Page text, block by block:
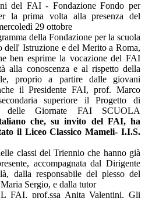
del FAI - Fondazione Fondo per
la prima volta alla presenza del
29 ottobre
della Fondazione per la scuola
dell' Istruzione e del Merito a Roma,
ben esprime la vocazione del FAI
alla conoscenza e al rispetto della
proprio a partire dalle giovani
il Presidente FAI, prof. Marco
superiore il Progetto di
delle Giornate FAI SCUOLA
che, su invito del FAI, ha
il Liceo Classico Mameli- I.I.S.
classi del Triennio che hanno già
accompagnata dal Dirigente
dalla responsabile del plesso del
Sergio, e dalla tutor
FAI, prof.ssa Anita Valentini. Gli